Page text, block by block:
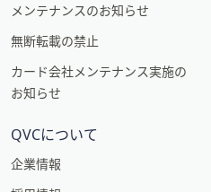
メンテナンスのお知らせ
無断転載の禁止
カード会社メンテナンス実施の
お知らせ
QVCについて
企業情報